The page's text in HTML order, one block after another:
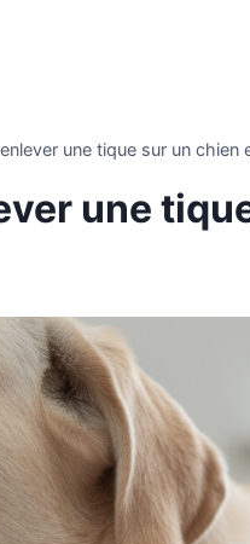
une tique sur un chien
une